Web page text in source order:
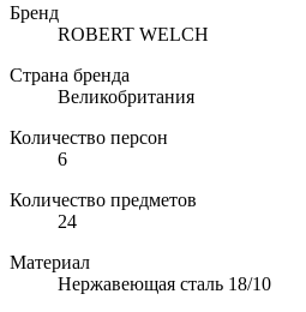
Бренд
ROBERT WELCH
Страна бренда
Великобритания
Количество персон
6
Количество предметов
24
Материал
Нержавеющая сталь 18/10